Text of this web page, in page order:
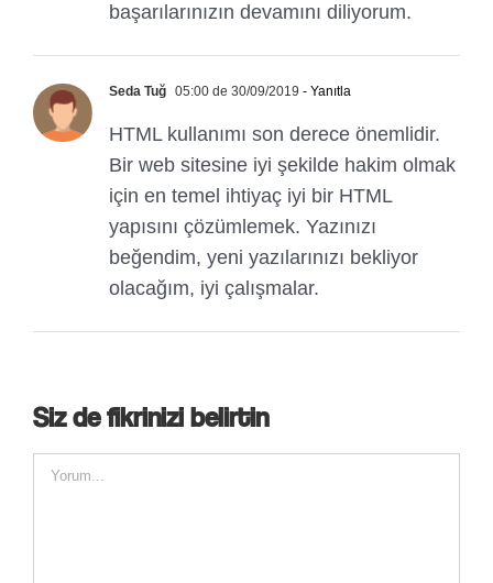
başarılarınızın devamını diliyorum.
Seda Tuğ 05:00 de 30/09/2019 - Yanıtla
HTML kullanımı son derece önemlidir.
Bir web sitesine iyi şekilde hakim olmak
için en temel ihtiyaç iyi bir HTML
yapısını çözümlemek. Yazınızı
beğendim, yeni yazılarınızı bekliyor
olacağım, iyi çalışmalar.
Siz de fikrinizi belirtin
Comment